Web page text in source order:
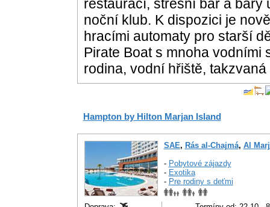
restaurací, střešní bar a bary
noční klub. K dispozici je
hracími automaty pro starší
Pirate Boat s mnoha vodními
rodina, vodní hřiště, takzvaná
Hampton by Hilton Marjan Island
SAE, Rás al-Chajmá, Al
- Pobytové zájazdy
- Exotika
- Pre rodiny s deťmi